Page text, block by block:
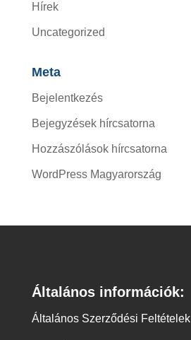
Hírek
Uncategorized
Meta
Bejelentkezés
Bejegyzések hírcsatorna
Hozzászólások hírcsatorna
WordPress Magyarország
Általános információk:
Általános Szerződési Feltételek